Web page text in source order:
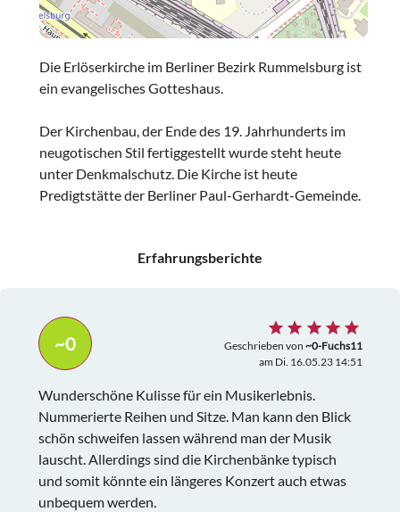
Die Erlöserkirche im Berliner Bezirk Rummelsburg ist
ein evangelisches Gotteshaus.
Der Kirchenbau, der Ende des 19. Jahrhunderts im
neugotischen Stil fertiggestellt wurde steht heute
unter Denkmalschutz. Die Kirche ist heute
Predigtstätte der Berliner Paul-Gerhardt-Gemeinde.
Erfahrungsberichte
~0 Geschrieben von ~0-Fuchs11
am Di. 16.05.23 14:51
Wunderschöne Kulisse für ein Musikerlebnis.
Nummerierte Reihen und Sitze. Man kann den Blick
schön schweifen lassen während man der Musik
lauscht. Allerdings sind die Kirchenbänke typisch
und somit könnte ein längeres Konzert auch etwas
unbequem werden.